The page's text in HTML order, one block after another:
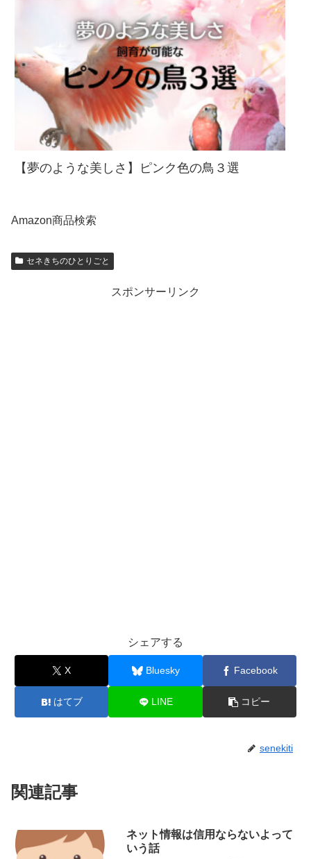
【夢のような美しさ】ピンク色の鳥３選
Amazon商品検索
セネきちのひとりごと
スポンサーリンク
シェアする
X Bluesky Facebook
はてブ LINE コピー
senekiti
関連記事
ネット情報は信用ならないよって
いう話